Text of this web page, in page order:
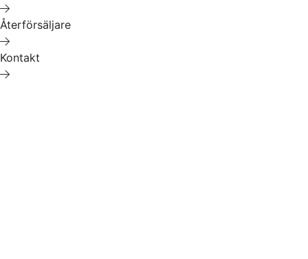
Återförsäljare
Kontakt